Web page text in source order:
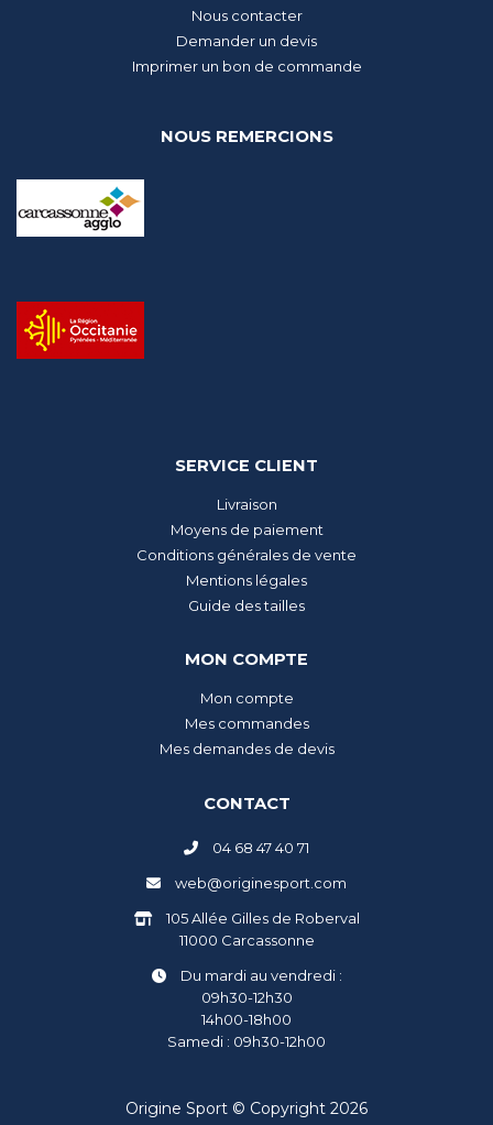
Nous contacter
Demander un devis
Imprimer un bon de commande
NOUS REMERCIONS
SERVICE CLIENT
Livraison
Moyens de paiement
Conditions générales de vente
Mentions légales
Guide des tailles
MON COMPTE
Mon compte
Mes commandes
Mes demandes de devis
CONTACT
04 68 47 40 71
web@originesport.com
105 Allée Gilles de Roberval
11000 Carcassonne
Du mardi au vendredi :
09h30-12h30
14h00-18h00
Samedi : 09h30-12h00
Origine Sport © Copyright 2026